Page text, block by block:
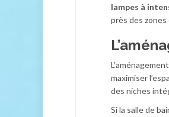
lampes à
près des zones
maximiser
des niches
Si la salle de